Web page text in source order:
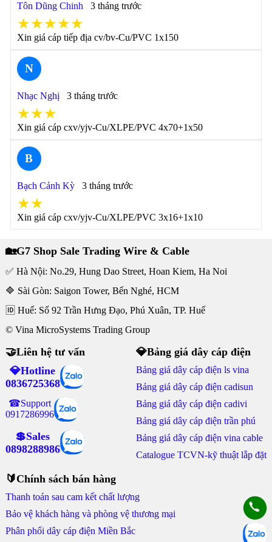
Tôn Dũng Chinh 3 tháng trước
★★★★★
Xin giá cáp tiếp địa cv/bv-Cu/PVC 1x150
N
Nhạc Nghị 3 tháng trước
★★★
Xin giá cáp cxv/yjv-Cu/XLPE/PVC 4x70+1x50
B
Bạch Cảnh Kỳ 3 tháng trước
★★
Xin giá cáp cxv/yjv-Cu/XLPE/PVC 3x16+1x10
🏡G7 Shop Sale Trading Wire & Cable
✅ Hà Nội: No.29, Hung Dao Street, Hoan Kiem, Ha Noi
🔷 Sài Gòn: Saigon Tower, Bến Nghé, HCM
🆔 Huế: Số 92 Trần Hưng Đạo, Phú Xuân, TP. Huế
© Vina MicroSystems Trading Group
🤝Liên hệ tư vấn
💎Hotline
0836725368
☎Support
0917286996
💲Sales
0898288986
💎Bảng giá dây cáp điện
Bảng giá dây cáp điện ls vina
Bảng giá dây cáp điện cadisun
Bảng giá dây cáp điện cadivi
Bảng giá dây cáp điện trần phú
Bảng giá dây cáp điện vina cable
Catalogue TCVN-kỹ thuật lắp đặt
🔰Chính sách bán hàng
Thanh toán sau cam kết chất lượng
Bảo vệ khách hàng và phòng vệ thương mại
Phân phối dây cáp điện Miền Bắc